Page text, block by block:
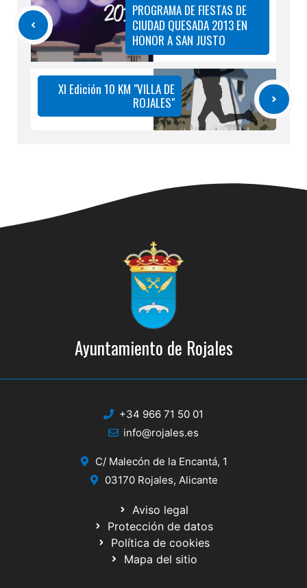
PROGRAMA DE FIESTAS DE
CIUDAD QUESADA 2013 EN
HONOR A SAN JUSTO
XI Edición 10 KM "VILLA DE
ROJALES"
Ayuntamiento de Rojales
+34 966 71 50 01
info@rojales.es
C/ Malecón de la Encantá, 1
03170 Rojales, Alicante
Aviso legal
Protección de datos
Política de cookies
Mapa del sitio